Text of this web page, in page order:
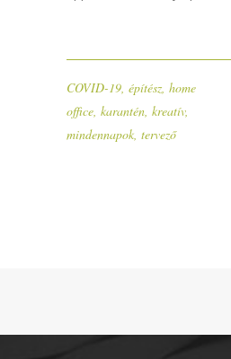
COVID-19, építész, home
office, karantén, kreatív,
mindennapok, tervező